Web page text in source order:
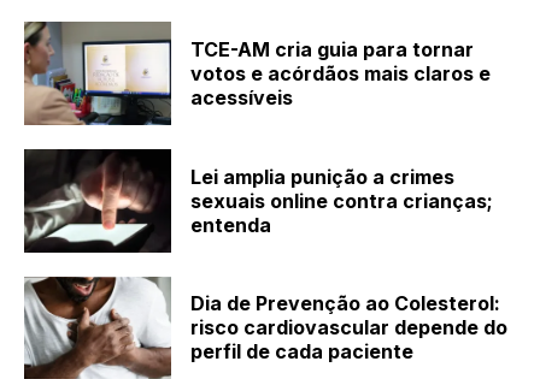
TCE-AM cria guia para tornar
votos e acórdãos mais claros e
acessíveis
Lei amplia punição a crimes
sexuais online contra crianças;
entenda
Dia de Prevenção ao Colesterol:
risco cardiovascular depende do
perfil de cada paciente